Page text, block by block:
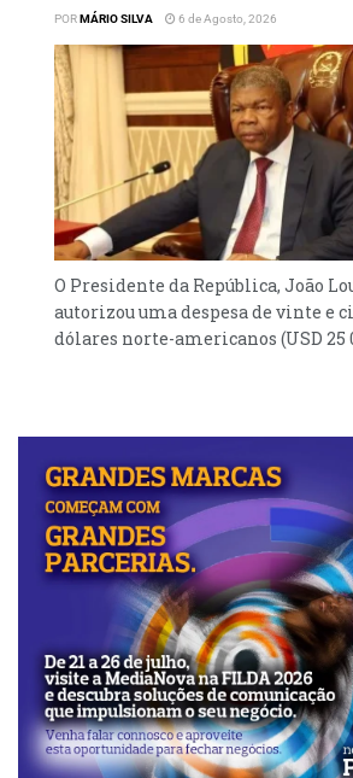
PORMÁRIO SILVA 6 de Agosto, 2026
O Presidente da República, João
autorizou uma despesa de vinte e
dólares norte-americanos (USD 25